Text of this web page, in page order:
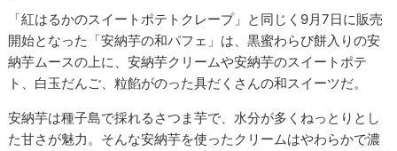
「紅はるかのスイートポテトクレープ」と同じく9月7日に販売
開始となった「安納芋の和パフェ」は、黒蜜わらび餅入りの安
納芋ムースの上に、安納芋クリームや安納芋のスイートポテ
ト、白玉だんご、粒餡がのった具だくさんの和スイーツだ。
安納芋は種子島で採れるさつま芋で、水分が多くねっとりとし
た甘さが魅力。そんな安納芋を使ったクリームはやわらかで濃